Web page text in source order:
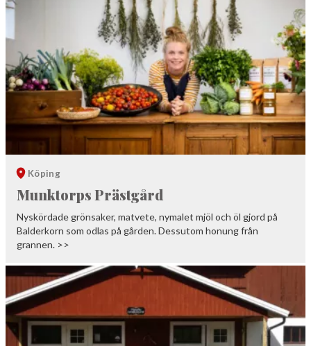
Köping
Munktorps Prästgård
Nyskördade grönsaker, matvete, nymalet mjöl och öl gjord på
Balderkorn som odlas på gården. Dessutom honung från
grannen. >>